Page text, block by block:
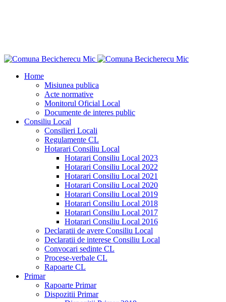
Home
Misiunea publica
Acte normative
Monitorul Oficial Local
Documente de interes public
Consiliu Local
Consilieri Locali
Regulamente CL
Hotarari Consiliu Local
Hotarari Consiliu Local 2023
Hotarari Consiliu Local 2022
Hotarari Consiliu Local 2021
Hotarari Consiliu Local 2020
Hotarari Consiliu Local 2019
Hotarari Consiliu Local 2018
Hotarari Consiliu Local 2017
Hotarari Consiliu Local 2016
Declaratii de avere Consiliu Local
Declaratii de interese Consiliu Local
Convocari sedinte CL
Procese-verbale CL
Rapoarte CL
Primar
Rapoarte Primar
Dispozitii Primar